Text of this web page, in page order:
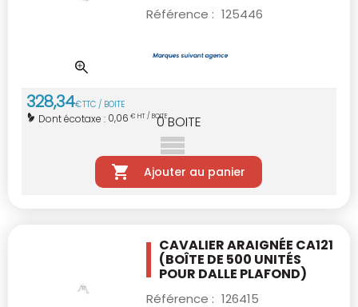
Référence : 125446
328,34€TTC / BOITE
Dont écotaxe : 0,06 € HT / BOITE
0 BOITE
Ajouter au panier
CAVALIER ARAIGNÉE CA121
(BOÎTE DE 500 UNITÉS
POUR DALLE PLAFOND)
Référence : 126415